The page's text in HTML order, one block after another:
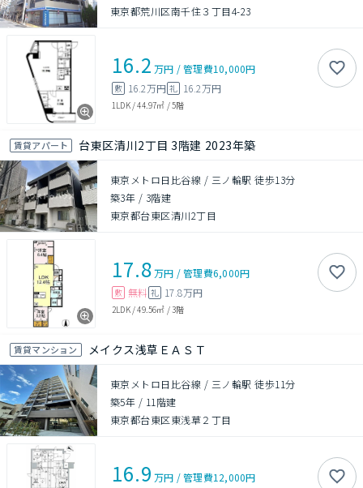
東京都荒川区南千住３丁目4-23
16.2 万円 /管理費10,000円
敷 16.2万円 礼 16.2万円
1LDK/44.97㎡ /5階
賃貸アパート 台東区清川2丁目 3階建 2023年築
東京メトロ日比谷線 / 三ノ輪駅 徒歩13分
築3年 / 3階建
東京都台東区清川2丁目
17.8万円 /管理費6,000円
敷 無料 礼 17.8万円
2LDK/49.56㎡ /3階
賃貸マンション メイクス浅草ＥＡＳＴ
東京メトロ日比谷線 / 三ノ輪駅 徒歩11分
築5年 / 11階建
東京都台東区東浅草２丁目
16.9 万円 /管理費12,000円